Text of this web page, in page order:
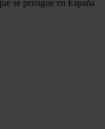
se persigue en España